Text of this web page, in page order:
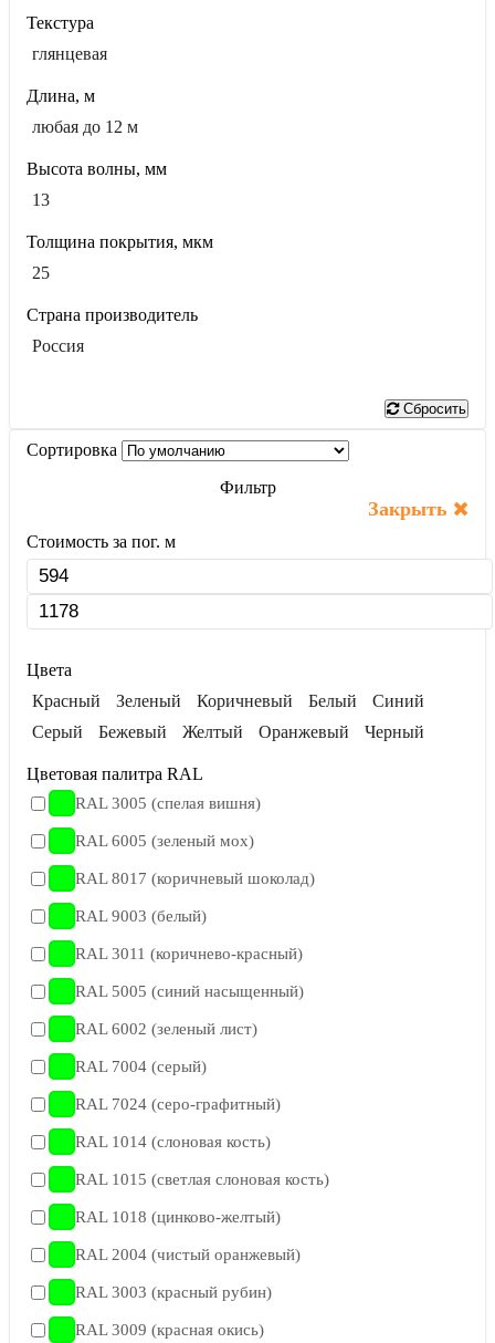
Текстура
глянцевая
Длина, м
любая до 12 м
Высота волны, мм
13
Толщина покрытия, мкм
25
Страна производитель
Россия
Сбросить
Сортировка
Фильтр
Закрыть
Стоимость за пог. м
Цвета
Красный
Зеленый Коричневый Белый
Синий
Серый
Бежевый Желтый Оранжевый Черный
Цветовая палитра RAL
RAL 3005 (спелая вишня)
RAL 6005 (зеленый мох)
RAL 8017 (коричневый шоколад)
RAL 9003 (белый)
RAL 3011 (коричнево-красный)
RAL 5005 (синий насыщенный)
RAL 6002 (зеленый лист)
RAL 7004 (серый)
RAL 7024 (серо-графитный)
RAL 1014 (слоновая кость)
RAL 1015 (светлая слоновая кость)
RAL 1018 (цинково-желтый)
RAL 2004 (чистый оранжевый)
RAL 3003 (красный рубин)
RAL 3009 (красная окись)